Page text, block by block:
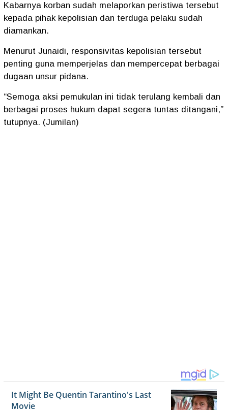
Kabarnya korban sudah melaporkan peristiwa tersebut
kepada pihak kepolisian dan terduga pelaku sudah
diamankan.
Menurut Junaidi, responsivitas kepolisian tersebut
penting guna memperjelas dan mempercepat berbagai
dugaan unsur pidana.
“Semoga aksi pemukulan ini tidak terulang kembali dan
berbagai proses hukum dapat segera tuntas ditangani,”
tutupnya. (Jumilan)